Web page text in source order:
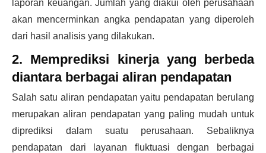
laporan keuangan. Jumlah yang diakui oleh perusahaan
akan mencerminkan angka pendapatan yang diperoleh
dari hasil analisis yang dilakukan.
2. Memprediksi kinerja yang berbeda
diantara berbagai aliran pendapatan
Salah satu aliran pendapatan yaitu pendapatan berulang
merupakan aliran pendapatan yang paling mudah untuk
diprediksi dalam suatu perusahaan. Sebaliknya
pendapatan dari layanan fluktuasi dengan berbagai